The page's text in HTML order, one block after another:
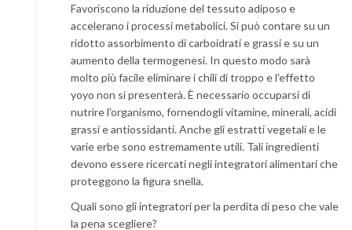
Favoriscono la riduzione del tessuto adiposo e
accelerano i processi metabolici. Si può contare su un
ridotto assorbimento di carboidrati e grassi e su un
aumento della termogenesi. In questo modo sarà
molto più facile eliminare i chili di troppo e l'effetto
yoyo non si presenterà. È necessario occuparsi di
nutrire l'organismo, fornendogli vitamine, minerali, acidi
grassi e antiossidanti. Anche gli estratti vegetali e le
varie erbe sono estremamente utili. Tali ingredienti
devono essere ricercati negli integratori alimentari che
proteggono la figura snella.
Quali sono gli integratori per la perdita di peso che vale
la pena scegliere?